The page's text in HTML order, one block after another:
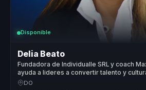
Disponible
Delia Beato
Fundadora de Individualle SRL y coach
ayuda a lideres a convertir talento y
liderazgo y pertenencia.
DO